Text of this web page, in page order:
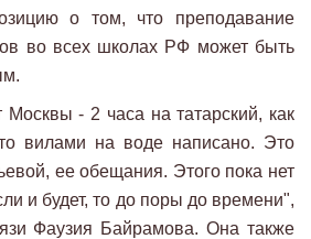
о том, что преподавание
во всех школах РФ может быть
Москвы - 2 часа на татарский, как
вилами на воде написано. Это
ее обещания. Этого пока нет
и будет, то до поры до времени",
Фаузия Байрамова. Она также